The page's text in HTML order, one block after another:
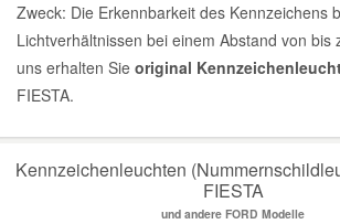
Zweck: Die Erkennbarkeit des Kennzeichens
Lichtverhältnissen bei einem Abstand von bis
uns erhalten Sie original
FIESTA.
Kennzeichenleuchten
FIESTA
und andere FORD Modelle